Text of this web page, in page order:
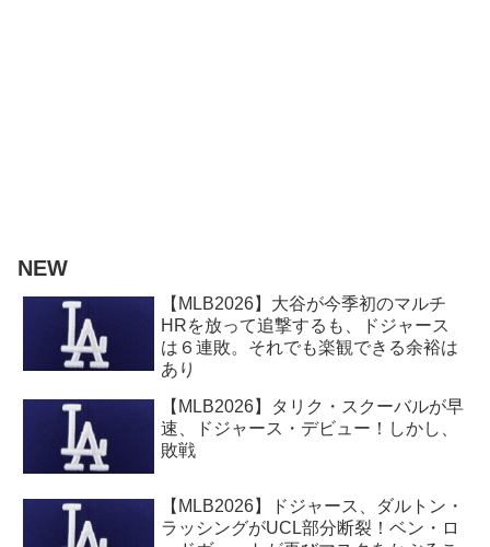
NEW
【MLB2026】大谷が今季初のマルチ
HRを放って追撃するも、ドジャース
は６連敗。それでも楽観できる余裕は
あり
【MLB2026】タリク・スクーバルが早
速、ドジャース・デビュー！しかし、
敗戦
【MLB2026】ドジャース、ダルトン・
ラッシングがUCL部分断裂！ベン・ロ